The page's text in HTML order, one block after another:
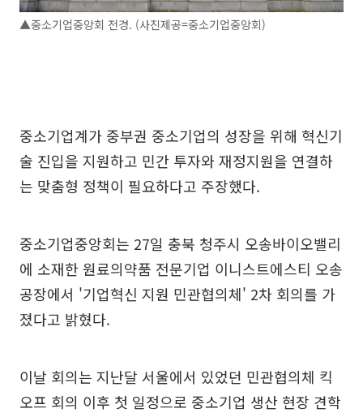
▲중소기업중앙회 전경. (사진제공=중소기업중앙회)
중소기업계가 중부권 중소기업의 성장을 위해 혁신기
술 진입을 지원하고 민간 투자와 재정지원을 연결하
는 맞춤형 정책이 필요하다고 주장했다.
중소기업중앙회는 27일 충북 청주시 오송바이오밸리
에 소재한 원료의약품 전문기업 이니스트에스티 오송
공장에서 '기업혁신 지원 민관협의체' 2차 회의를 가
졌다고 밝혔다.
이날 회의는 지난달 서울에서 있었던 민관협의체 킥
오프 회의 이후 첫 일정으로 중소기업 생산 현장 견학